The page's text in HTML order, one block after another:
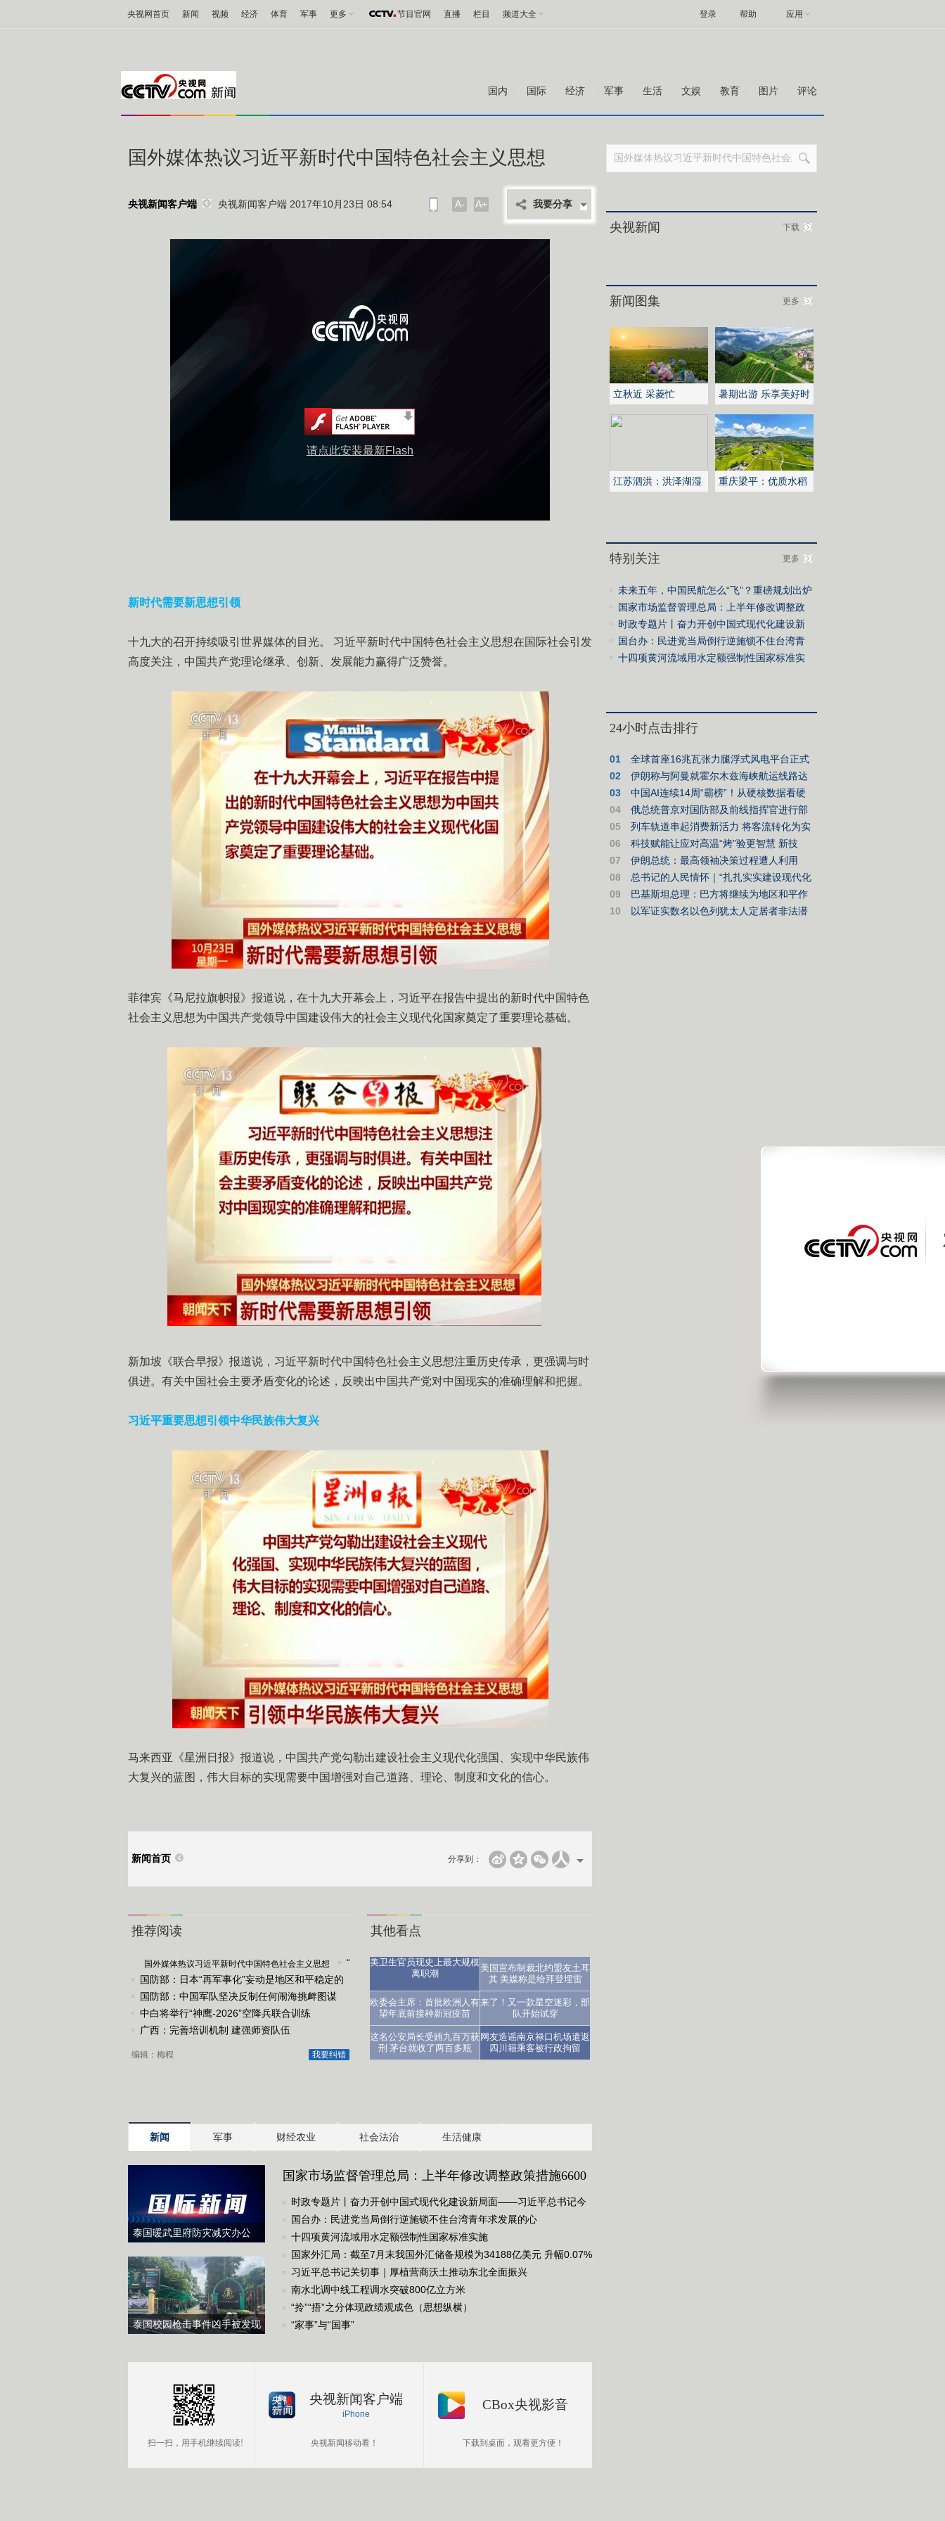
央视网首页 新闻 视频 经济 体育 军事 更多 节目官网 直播 栏目 频道大全 帮助 应用
登录
国内 国际 经济 军事 生活 文娱 教育 图片 评论
国外媒体热议习近平新时代中国特色社会主义思想
央视新闻客户端 央视新闻客户端 2017年10月23日 08:54 A- A+ 我要分享
请点此安装最新Flash
新时代需要新思想引领
十九大的召开持续吸引世界媒体的目光。 习近平新时代中国特色社会主义思想在国际社会引发
高度关注，中国共产党理论继承、创新、发展能力赢得广泛赞誉。
菲律宾《马尼拉旗帜报》报道说，在十九大开幕会上，习近平在报告中提出的新时代中国特色
社会主义思想为中国共产党领导中国建设伟大的社会主义现代化国家奠定了重要理论基础。
新加坡《联合早报》报道说，习近平新时代中国特色社会主义思想注重历史传承，更强调与时
俱进。有关中国社会主要矛盾变化的论述，反映出中国共产党对中国现实的准确理解和把握。
习近平重要思想引领中华民族伟大复兴
马来西亚《星洲日报》报道说，中国共产党勾勒出建设社会主义现代化强国、实现中华民族伟
大复兴的蓝图，伟大目标的实现需要中国增强对自己道路、理论、制度和文化的信心。
新闻首页 分享到：
推荐阅读
国外媒体热议习近平新时代中国特色社会主义思想
“科
太
平
考
凯
旋
归
港
国防部：日本“再军事化”妄动是地区和平稳定的
真正威胁
国防部：中国军队坚决反制任何闹海挑衅图谋
中白将举行“神鹰-2026”空降兵联合训练
广西：完善培训机制 建强师资队伍
我要纠错
编辑：梅程
其他看点
美卫生官员现史上最大规模
离职潮
医生：让人沮丧
美国宣布制裁北约盟友土耳
其 美媒称是给拜登埋雷
欧委会主席：首批欧洲人有
望年底前接种新冠疫苗
来了！又一款星空迷彩，部
队开始试穿
这名公安局长受贿九百万获
刑 茅台就收了两百多瓶
网友造谣南京禄口机场遣返
四川籍乘客被行政拘留
新闻 军事 财经农业 社会法治 生活健康
泰国暖武里府防灾减灾办公
7人
泰国校园枪击事件凶手被发现
国家市场监督管理总局：上半年修改调整政策措施6600
余件
时政专题片丨奋力开创中国式现代化建设新局面——习近平总书记今
年以来治国理政纪实
国台办：民进党当局倒行逆施锁不住台湾青年求发展的心
十四项黄河流域用水定额强制性国家标准实施
国家外汇局：截至7月末我国外汇储备规模为34188亿美元 升幅0.07%
习近平总书记关切事｜厚植营商沃土推动东北全面振兴
南水北调中线工程调水突破800亿立方米
“拎”“捂”之分体现政绩观成色（思想纵横）
“家事”与“国事”
扫一扫，用手机继续阅读!
央视新闻客户端
iPhone
央视新闻移动看！
CBox央视影音
下载到桌面，观看更方便！
央视新闻 下载
新闻图集 更多
立秋近 采菱忙
暑期出游 乐享美好时
光
江苏泗洪：洪泽湖湿
重庆梁平：优质水稻
特别关注 更多
未来五年，中国民航怎么“飞”？重磅规划出炉
国家市场监督管理总局：上半年修改调整政
策措施6600余件
时政专题片丨奋力开创中国式现代化建设新
局面——习近平总书记今年以来治国理政纪
实
国台办：民进党当局倒行逆施锁不住台湾青
年求发展的心
十四项黄河流域用水定额强制性国家标准实
24小时点击排行
01
全球首座16兆瓦张力腿浮式风电平台正式
投运
02
伊朗称与阿曼就霍尔木兹海峡航运线路达
成一致
03
中国AI连续14周“霸榜”！从硬核数据看硬
核实力
04
俄总统普京对国防部及前线指挥官进行部
分调整
05
列车轨道串起消费新活力 将客流转化为实
实在在的消费“增量”
06
科技赋能让应对高温“烤”验更智慧 新技
术、新装备守护群众生产生活
07
伊朗总统：最高领袖决策过程遭人利用
08
总书记的人民情怀｜“扎扎实实建设现代化
产业体系”
09
巴基斯坦总理：巴方将继续为地区和平作
出真诚努力
10
以军证实数名以色列犹太人定居者非法潜